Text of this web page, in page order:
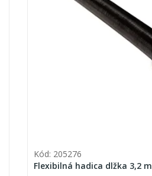
Kód: 205276
Flexibilná hadica dlžka 3,2 m